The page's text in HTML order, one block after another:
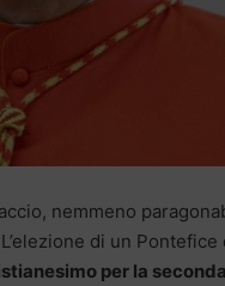
nemmeno
di un
per la